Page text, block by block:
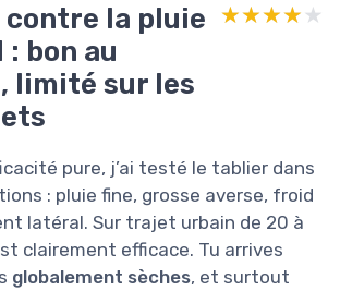
la pluie
bon au
limité sur les
★★★★★
★★★★★
pure, j’ai testé le tablier dans
: pluie fine, grosse averse, froid
latéral. Sur trajet urbain de 20 à
clairement efficace. Tu arrives
globalement sèches, et surtout